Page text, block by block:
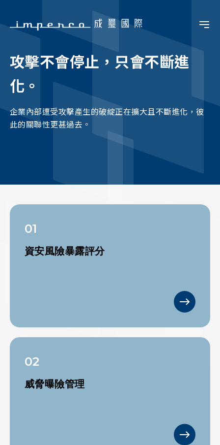
攻擊不會停止，只會不斷進
化。
企業內部遭受攻擊產生的破綻正在擴大且不斷進化，彼
此的關聯性更甚過去。
01
資安風險暴露評分
02
威脅曝險管理